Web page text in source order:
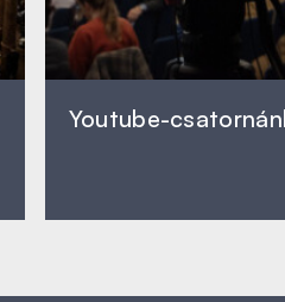
Youtube-